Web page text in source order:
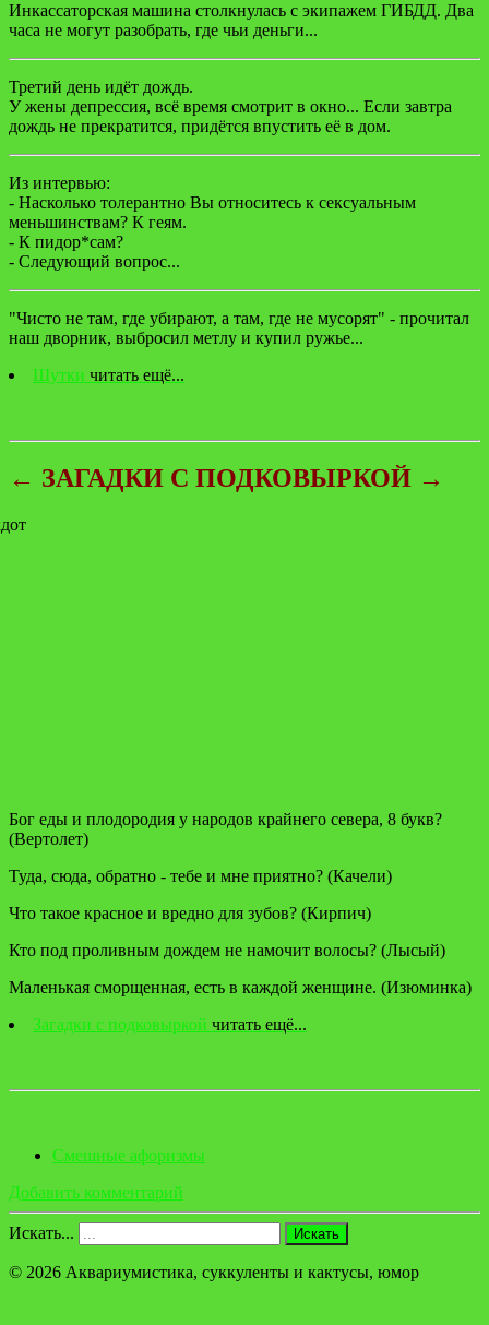
Инкассаторская машина столкнулась с экипажем ГИБДД. Два
часа не могут разобрать, где чьи деньги...
Третий день идёт дождь.
У жены депрессия, всё время смотрит в окно... Если завтра
дождь не прекратится, придётся впустить её в дом.
Из интервью:
- Насколько толерантно Вы относитесь к сексуальным
меньшинствам? К геям.
- К пидор*сам?
- Следующий вопрос...
"Чисто не там, где убирают, а там, где не мусорят" - прочитал
наш дворник, выбросил метлу и купил ружье...
Шутки читать ещё...
← ЗАГАДКИ С ПОДКОВЫРКОЙ →
Бог еды и плодородия у народов крайнего севера, 8 букв?
(Вертолет)
Туда, сюда, обратно - тебе и мне приятно? (Качели)
Что такое красное и вредно для зубов? (Кирпич)
Кто под проливным дождем не намочит волосы? (Лысый)
Маленькая сморщенная, есть в каждой женщине. (Изюминка)
Загадки с подковыркой читать ещё...
Смешные афоризмы
Добавить комментарий
Искать... Искать
© 2026 Аквариумистика, суккуленты и кактусы, юмор